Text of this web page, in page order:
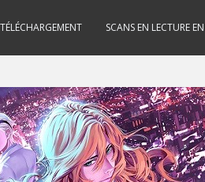
SCANS EN LECTURE